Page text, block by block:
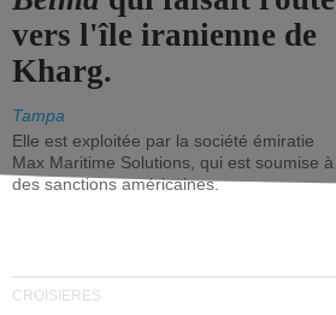
vers l'île iranienne de
Kharg.
Tampa
Elle est exploitée par la société émiratie
Max Maritime Solutions, qui est soumise à
des sanctions américaines.
CROISIÈRES